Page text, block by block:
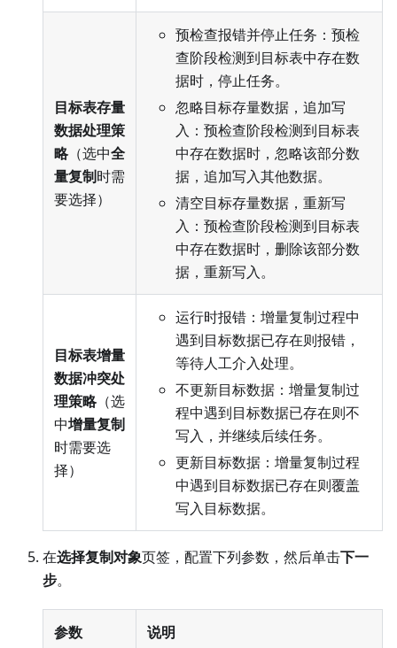
目标表存量
数据处理策
略（选中全
量复制时需
要选择）
预检查报错并停止任务：预检
查阶段检测到目标表中存在数
据时，停止任务。
忽略目标存量数据，追加写
入：预检查阶段检测到目标表
中存在数据时，忽略该部分数
据，追加写入其他数据。
清空目标存量数据，重新写
入：预检查阶段检测到目标表
中存在数据时，删除该部分数
据，重新写入。
目标表增量
数据冲突处
理策略（选
中增量复制
时需要选
择）
运行时报错：增量复制过程中
遇到目标数据已存在则报错，
等待人工介入处理。
不更新目标数据：增量复制过
程中遇到目标数据已存在则不
写入，并继续后续任务。
更新目标数据：增量复制过程
中遇到目标数据已存在则覆盖
写入目标数据。
在选择复制对象页签，配置下列参数，然后单击下一
步。
参数 说明